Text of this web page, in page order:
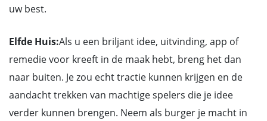
uw best.
Elfde Huis:Als u een briljant idee, uitvinding, app of
remedie voor kreeft in de maak hebt, breng het dan
naar buiten. Je zou echt tractie kunnen krijgen en de
aandacht trekken van machtige spelers die je idee
verder kunnen brengen. Neem als burger je macht in